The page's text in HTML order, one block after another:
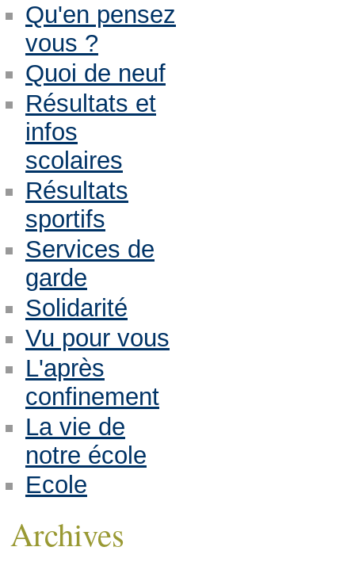
Qu'en pensez
vous ?
Quoi de neuf
Résultats et
infos
scolaires
Résultats
sportifs
Services de
garde
Solidarité
Vu pour vous
L'après
confinement
La vie de
notre école
Ecole
Archives